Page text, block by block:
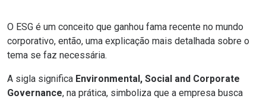
O ESG é um conceito que ganhou fama recente no mundo
corporativo, então, uma explicação mais detalhada sobre o
tema se faz necessária.
A sigla significa Environmental, Social and Corporate
Governance, na prática, simboliza que a empresa busca